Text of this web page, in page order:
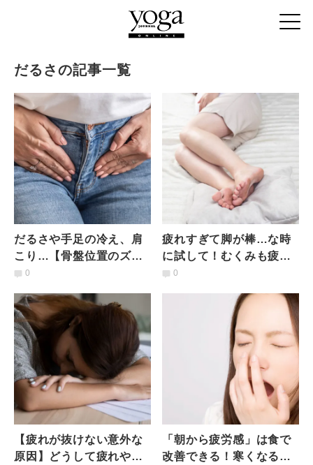
だるさの記事一覧
だるさや手足の冷え、肩
こり…【骨盤位置のズ
レ】が原因かも！調子の
ほぐし」
0
疲れすぎて脚が棒…な時
に試して！むくみも疲れ
もまとめてリセット【寝
0
【疲れが抜けない意外な
原因】どうして疲れやす
「朝から疲労感」は食で
改善できる！寒くなると